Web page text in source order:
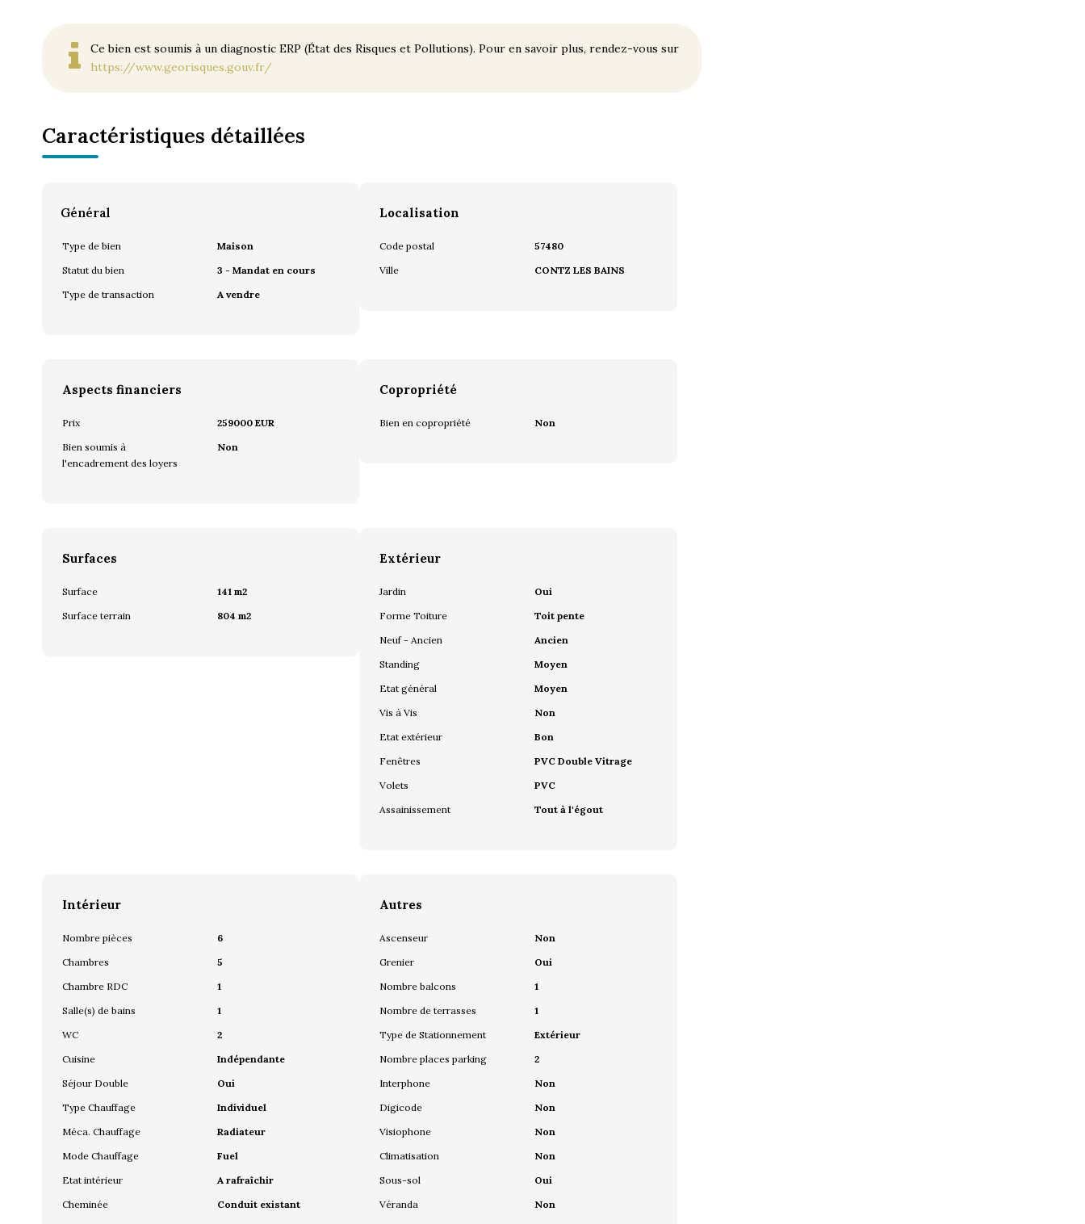
Ce bien est soumis à un diagnostic ERP (État des Risques et Pollutions). Pour en savoir plus, rendez-vous sur
https://www.georisques.gouv.fr/
Caractéristiques détaillées
Général
Type de bien
Maison
Statut du bien
3 - Mandat en cours
Type de transaction
A vendre
Localisation
Code postal
57480
Ville
CONTZ LES BAINS
Aspects financiers
Prix
259000 EUR
Bien soumis à
l'encadrement des loyers
Non
Copropriété
Bien en copropriété Non
Surfaces
Surface
141 m2
Surface terrain
804 m2
Extérieur
Jardin
Oui
Forme Toiture
Toit pente
Neuf - Ancien
Ancien
Standing
Moyen
Etat général
Moyen
Vis à Vis
Non
Etat extérieur
Bon
Fenêtres
PVC Double Vitrage
Volets
PVC
Assainissement
Tout à l'égout
Intérieur
Nombre pièces
6
Chambres
5
Chambre RDC
1
Salle(s) de bains
1
WC
2
Cuisine
Indépendante
Séjour Double
Oui
Type Chauffage
Individuel
Méca. Chauffage
Radiateur
Mode Chauffage
Fuel
Etat intérieur
A rafraîchir
Cheminée
Conduit existant
Autres
Ascenseur
Non
Grenier
Oui
Nombre balcons
1
Nombre de terrasses
1
Type de Stationnement
Extérieur
Nombre places parking
2
Interphone
Non
Digicode
Non
Visiophone
Non
Climatisation
Non
Sous-sol
Oui
Véranda
Non